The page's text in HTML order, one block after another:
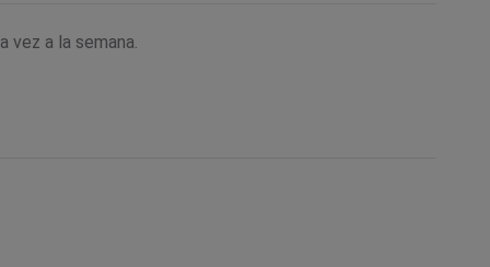
a la semana.